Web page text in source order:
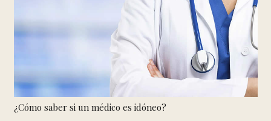
¿Cómo saber si un médico es idóneo?